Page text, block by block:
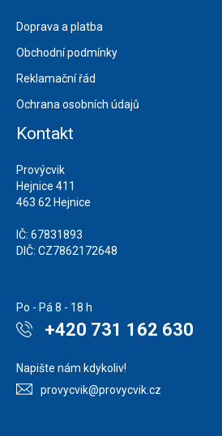
Doprava a platba
Obchodní podmínky
Reklamační řád
Ochrana osobních údajů
Kontakt
Provýcvik
Hejnice 411
463 62 Hejnice
IČ: 67831893
DIČ: CZ7862172648
Po - Pá 8 - 18 h
+420 731 162 630
Napište nám kdykoliv!
provycvik@provycvik.cz